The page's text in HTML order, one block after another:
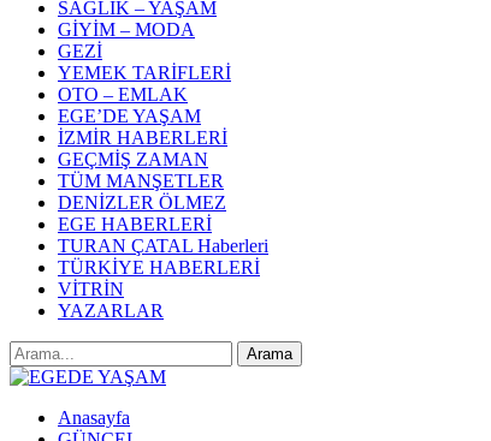
SAĞLIK – YAŞAM
GİYİM – MODA
GEZİ
YEMEK TARİFLERİ
OTO – EMLAK
EGE’DE YAŞAM
İZMİR HABERLERİ
GEÇMİŞ ZAMAN
TÜM MANŞETLER
DENİZLER ÖLMEZ
EGE HABERLERİ
TURAN ÇATAL Haberleri
TÜRKİYE HABERLERİ
VİTRİN
YAZARLAR
Anasayfa